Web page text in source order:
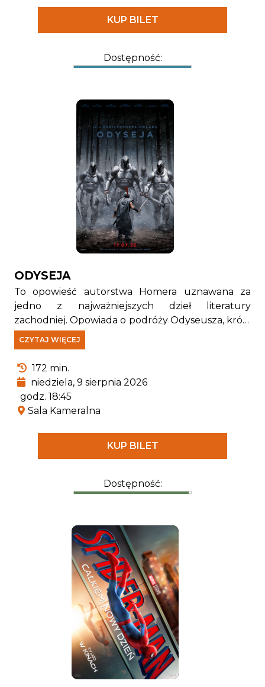
KUP BILET
Dostępność:
ODYSEJA
To opowieść autorstwa Homera uznawana za
jedno z najważniejszych dzieł literatury
zachodniej. Opowiada o podróży Odyseusza, króla
Itaki, który musi stawić czoła licznym wyzwaniom
próbując wrócić do domu po wojnie trojańskiej.
Powstała już niejedna ekranizacja klasycznego
dzieła Homera, ale tym razem film nakręcony
zostanie w technologii IMAX i będzie pierwszym
tak nowoczesnym podejściem do „Odysei”.
CZYTAJ WIĘCEJ
172 min.
niedziela, 9 sierpnia 2026
godz. 18:45
Sala Kameralna
KUP BILET
Dostępność: